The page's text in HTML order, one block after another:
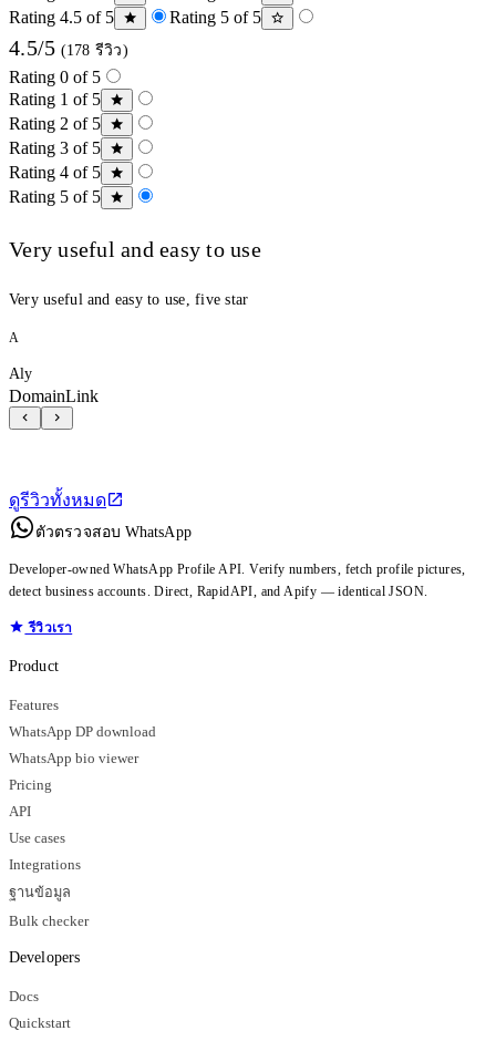
Rating 4.5 of 5
Rating 5 of 5
4.5/5 (178 รีวิว)
Rating 0 of 5
Rating 1 of 5
Rating 2 of 5
Rating 3 of 5
Rating 4 of 5
Rating 5 of 5
Very useful and easy to use
Very useful and easy to use, five star
A
Aly
DomainLink
ดูรีวิวทั้งหมด
ตัวตรวจสอบ WhatsApp
Developer-owned WhatsApp Profile API. Verify numbers, fetch profile pictures,
detect business accounts. Direct, RapidAPI, and Apify — identical JSON.
รีวิวเรา
Product
Features
WhatsApp DP download
WhatsApp bio viewer
Pricing
API
Use cases
Integrations
ฐานข้อมูล
Bulk checker
Developers
Docs
Quickstart